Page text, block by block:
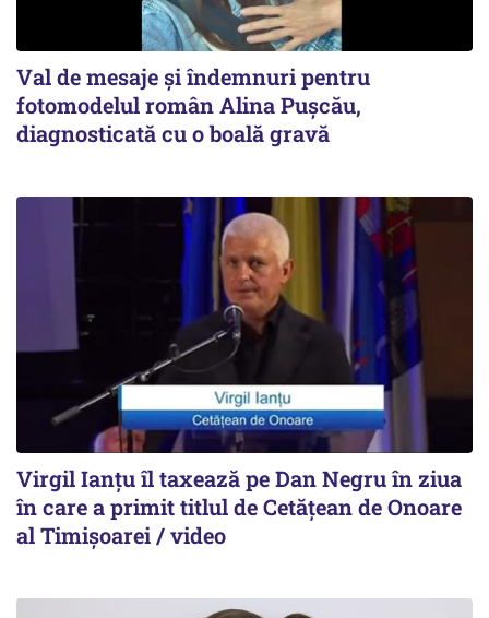
Val de mesaje și îndemnuri pentru
fotomodelul român Alina Pușcău,
diagnosticată cu o boală gravă
Virgil Ianțu îl taxează pe Dan Negru în ziua
în care a primit titlul de Cetățean de Onoare
al Timișoarei / video